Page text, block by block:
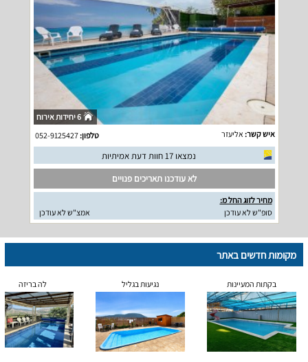
6 יחידות אירוח
איש קשר: אליעזר טלפון:052-9125427
נמצאו 17 חוות דעת אמיתיות
לא עודכנו תאריכים פנויים
מחיר לזוג החל מ:
סופ"ש לא עודכן
אמצ"ש לא עודכן
מקומות חדשים באתר
בקתות המעיינות נגיעות בגליל לה בריזה